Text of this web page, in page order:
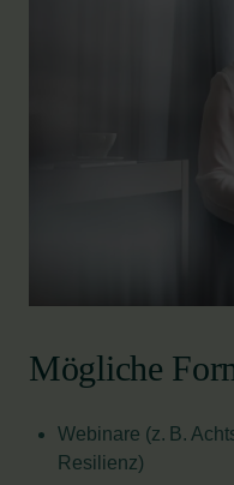
Mögliche
Webinare (z. B.
Resilienz)